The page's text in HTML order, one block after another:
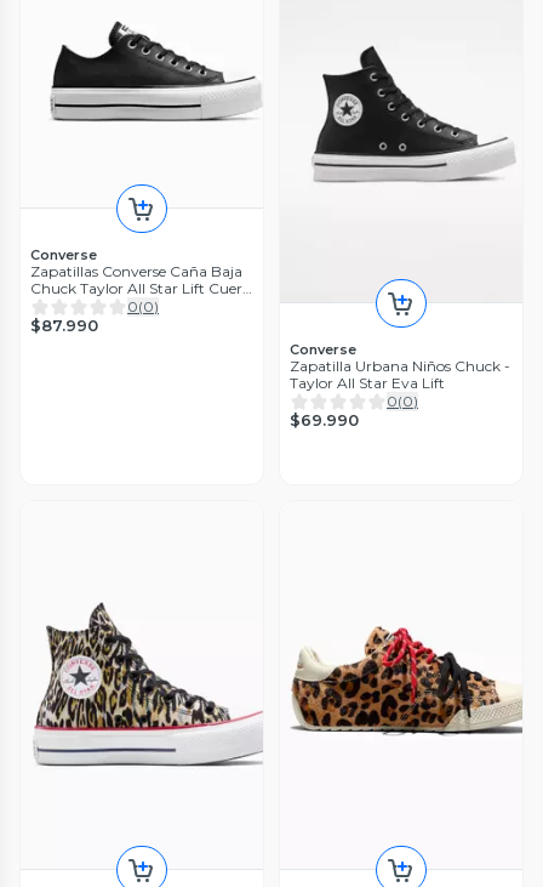
Converse
Zapatillas Converse Caña Baja
Chuck Taylor All Star Lift Cuero
561681C
0(0)
$87.990
Converse
Zapatilla Urbana Niños Chuck -
Taylor All Star Eva Lift
0(0)
$69.990